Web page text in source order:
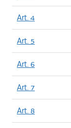
Art. 4
Art. 5
Art. 6
Art. 7
Art. 8